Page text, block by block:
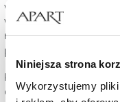
Niniejsza strona
Wykorzystujemy
wyrażania osobowości. W
wyróżnienie się są
na unikalne
Kolekcja kolory w Apart
Kolekcja kolory w Apart to
celebruje piękno i